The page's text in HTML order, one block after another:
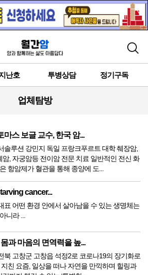
검색
난호 투병상담 정기구독
업체탐방
마스 보글 교수, 한국 암...
지 독일 프랑크푸르트 대학 췌장암,
암, 자궁암등 전이암 전문 치료 일반적인 전신 화
항암제가 혈관을 통해 종양에 도...
cancer...
명체는
과 마음의 면역력을 높...
창군 고창읍 석정2로 코로나19의 장기화로
친 요즘, 일상을 떠나 자연을 만끽하며 힐링과